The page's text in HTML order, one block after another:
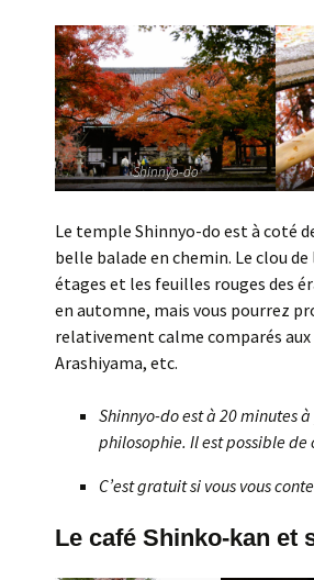
Shinnyo-do
Le temple Shinnyo-do est à coté
belle balade en chemin. Le clou
étages et les feuilles rouges des
en automne, mais vous pourrez
relativement calme comparés
Arashiyama, etc.
Shinnyo-do est à 20 minutes
philosophie. Il est possible
C’est gratuit si vous vous
Le café Shinko-kan et